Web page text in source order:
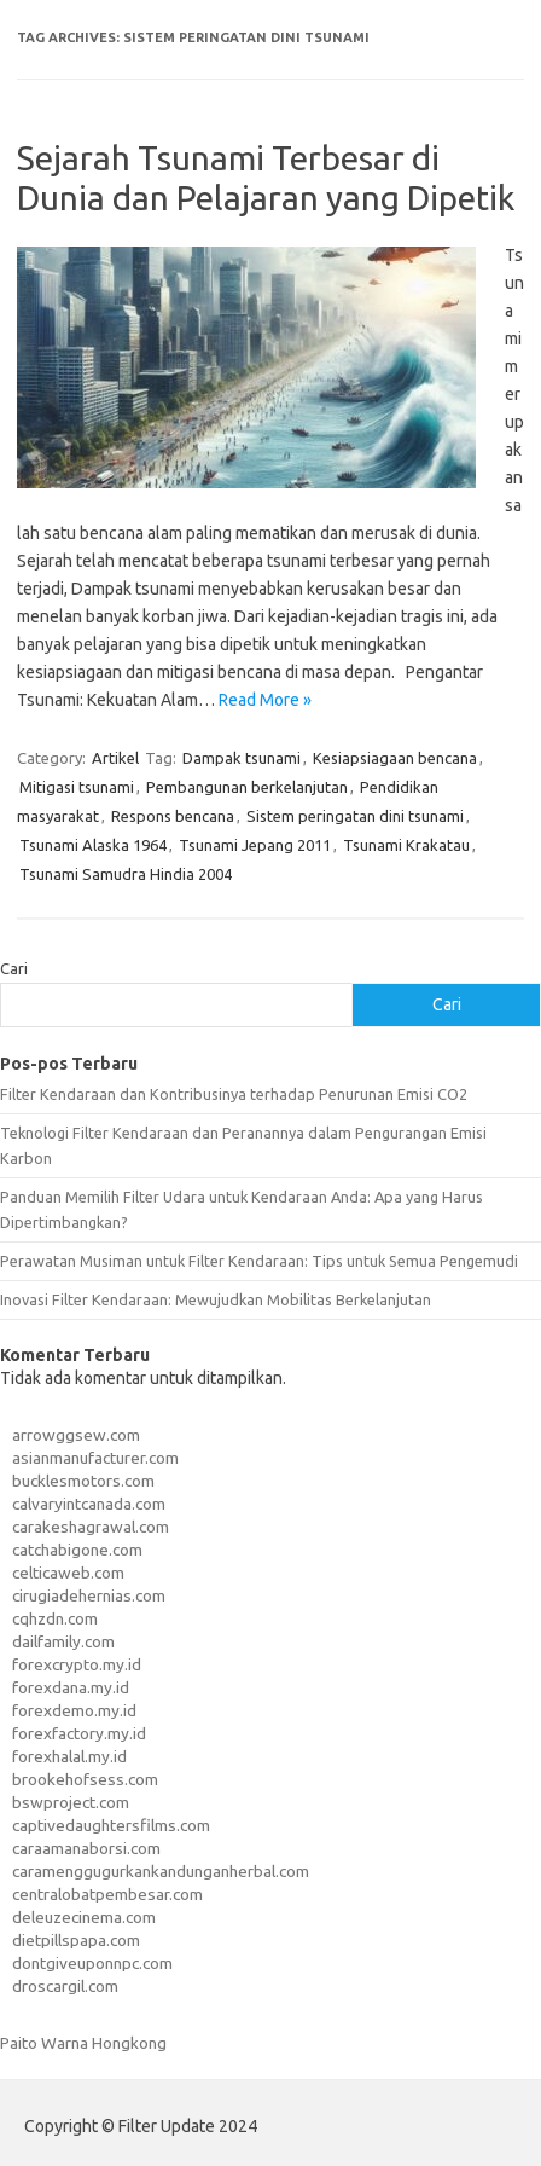
TAG ARCHIVES: SISTEM PERINGATAN DINI TSUNAMI
Sejarah Tsunami Terbesar di
Dunia dan Pelajaran yang Dipetik
Ts
un
a
mi
m
er
up
ak
an
sa
lah satu bencana alam paling mematikan dan merusak di dunia.
Sejarah telah mencatat beberapa tsunami terbesar yang pernah
terjadi, Dampak tsunami menyebabkan kerusakan besar dan
menelan banyak korban jiwa. Dari kejadian-kejadian tragis ini, ada
banyak pelajaran yang bisa dipetik untuk meningkatkan
kesiapsiagaan dan mitigasi bencana di masa depan. Pengantar
Tsunami: Kekuatan Alam… Read More »
Category: Artikel Tag: Dampak tsunami , Kesiapsiagaan bencana ,
Mitigasi tsunami , Pembangunan berkelanjutan , Pendidikan
masyarakat, Respons bencana , Sistem peringatan dini tsunami ,
Tsunami Alaska 1964, Tsunami Jepang 2011 , Tsunami Krakatau ,
Tsunami Samudra Hindia 2004
Cari
Cari
Pos-pos Terbaru
Filter Kendaraan dan Kontribusinya terhadap Penurunan Emisi CO2
Teknologi Filter Kendaraan dan Peranannya dalam Pengurangan Emisi
Karbon
Panduan Memilih Filter Udara untuk Kendaraan Anda: Apa yang Harus
Dipertimbangkan?
Perawatan Musiman untuk Filter Kendaraan: Tips untuk Semua Pengemudi
Inovasi Filter Kendaraan: Mewujudkan Mobilitas Berkelanjutan
Komentar Terbaru
Tidak ada komentar untuk ditampilkan.
arrowggsew.com
asianmanufacturer.com
bucklesmotors.com
calvaryintcanada.com
carakeshagrawal.com
catchabigone.com
celticaweb.com
cirugiadehernias.com
cqhzdn.com
dailfamily.com
forexcrypto.my.id
forexdana.my.id
forexdemo.my.id
forexfactory.my.id
forexhalal.my.id
brookehofsess.com
bswproject.com
captivedaughtersfilms.com
caraamanaborsi.com
caramenggugurkankandunganherbal.com
centralobatpembesar.com
deleuzecinema.com
dietpillspapa.com
dontgiveuponnpc.com
droscargil.com
Paito Warna Hongkong
Copyright © Filter Update 2024